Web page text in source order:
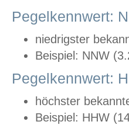
Pegelkennwert:
niedrigster
Beispiel: NNW
Pegelkennwert:
höchster
Beispiel: HHW